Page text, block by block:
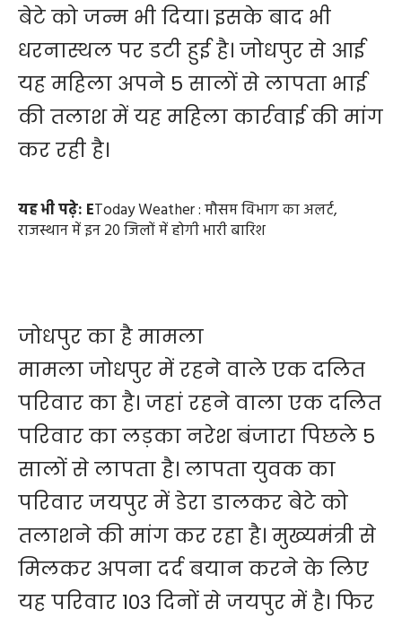
बेटे को जन्म भी दिया। इसके बाद भी
धरनास्थल पर डटी हुई है। जोधपुर से आई
यह महिला अपने 5 सालों से लापता भाई
की तलाश में यह महिला कार्रवाई की मांग
कर रही है।
यह भी पढ़े: EToday Weather : मौसम विभाग का अलर्ट,
राजस्थान में इन 20 जिलों में होगी भारी बारिश
जोधपुर का है मामला
मामला जोधपुर में रहने वाले एक दलित
परिवार का है। जहां रहने वाला एक दलित
परिवार का लड़का नरेश बंजारा पिछले 5
सालों से लापता है। लापता युवक का
परिवार जयपुर में डेरा डालकर बेटे को
तलाशने की मांग कर रहा है। मुख्यमंत्री से
मिलकर अपना दर्द बयान करने के लिए
यह परिवार 103 दिनों से जयपुर में है। फिर